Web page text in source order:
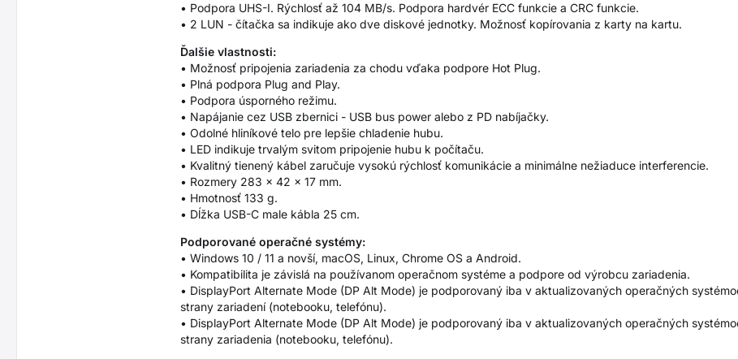
• Podpora UHS-I. Rýchlosť až 104 MB/s. Podpora hardvér ECC funkcie a CRC funkcie.
• 2 LUN - čítačka sa indikuje ako dve diskové jednotky. Možnosť kopírovania z karty na kartu.
Ďalšie vlastnosti:
• Možnosť pripojenia zariadenia za chodu vďaka podpore Hot Plug.
• Plná podpora Plug and Play.
• Podpora úsporného režimu.
• Napájanie cez USB zbernici - USB bus power alebo z PD nabíjačky.
• Odolné hliníkové telo pre lepšie chladenie hubu.
• LED indikuje trvalým svitom pripojenie hubu k počítaču.
• Kvalitný tienený kábel zaručuje vysokú rýchlosť komunikácie a minimálne nežiaduce interferencie.
• Rozmery 283 x 42 x 17 mm.
• Hmotnosť 133 g.
• Dĺžka USB-C male kábla 25 cm.
Podporované operačné systémy:
• Windows 10 / 11 a novší, macOS, Linux, Chrome OS a Android.
• Kompatibilita je závislá na používanom operačnom systéme a podpore od výrobcu zariadenia.
• DisplayPort Alternate Mode (DP Alt Mode) je podporovaný iba v aktualizovaných operačných
strany zariadení (notebooku, telefónu).
• DisplayPort Alternate Mode (DP Alt Mode) je podporovaný iba v aktualizovaných operačných
strany zariadenia (notebooku, telefónu).